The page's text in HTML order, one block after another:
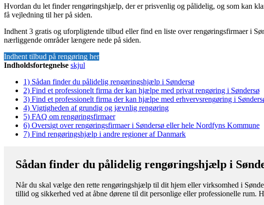
Hvordan du let finder rengøringshjælp, der er prisvenlig og pålidelig, og som kan
få vejledning til her på siden.
Indhent 3 gratis og uforpligtende tilbud eller find en liste over rengøringsfirmaer i
nærliggende områder længere nede på siden.
Indhent tilbud på rengøring her
Indholdsfortegnelse skjul
1) Sådan finder du pålidelig rengøringshjælp i Søndersø
2) Find et professionelt firma der kan hjælpe med privat rengøring i Søndersø
3) Find et professionelt firma der kan hjælpe med erhvervsrengøring i
4) Vigtigheden af grundig og jævnlig rengøring
5) FAQ om rengøringsfirmaer
6) Oversigt over rengøringsfirmaer i Søndersø eller hele Nordfyns Kommune
7) Find rengøringshjælp i andre regioner af Danmark
Sådan finder du pålidelig rengøringshjælp i
Når du skal vælge den rette rengøringshjælp til dit hjem eller virksomhed i
tillid og sikkerhed ved at åbne dørene til dit personlige eller professionelle